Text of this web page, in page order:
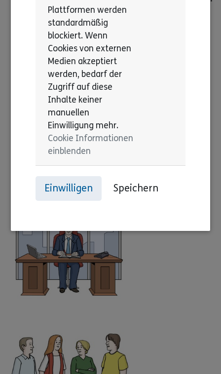
Plattformen werden
standardmäßig
blockiert. Wenn
Cookies von externen
Medien akzeptiert
werden, bedarf der
Zugriff auf diese
Inhalte keiner
manuellen
Einwilligung mehr.
Cookie Informationen
einblenden
Einwilligen Speichern